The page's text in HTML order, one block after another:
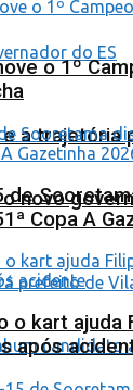
a trajetória
novo
o 1º
de
Copa A
o kart ajuda
após